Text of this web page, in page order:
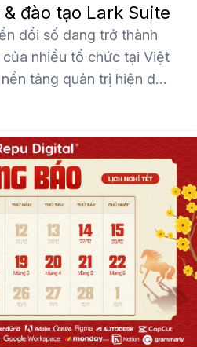
đào tạo Lark Suite
đổi số đang trở thành
nhiều tổ chức tại Việt
tảng quản trị hiện đ...